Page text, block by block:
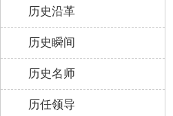
历史沿革
历史瞬间
历史名师
历任领导